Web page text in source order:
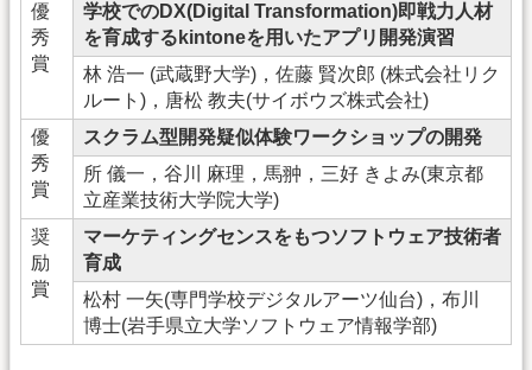
優
秀
賞
学校でのDX(Digital Transformation)即戦力人材
を育成するkintoneを用いたアプリ開発演習
林 浩一 (武蔵野大学)，佐藤 賢次郎 (株式会社リク
ルート)，唐松 教夫(サイボウズ株式会社)
優
秀
賞
スクラム型開発疑似体験ワークショップの開発
所 儀一，谷川 麻理，馬翀，三好 きよみ(東京都
立産業技術大学院大学)
奨
励
賞
マーケティングセンスをもつソフトウェア技術者
育成
松村 一矢(専門学校デジタルアーツ仙台)，布川
博士(岩手県立大学ソフトウェア情報学部)